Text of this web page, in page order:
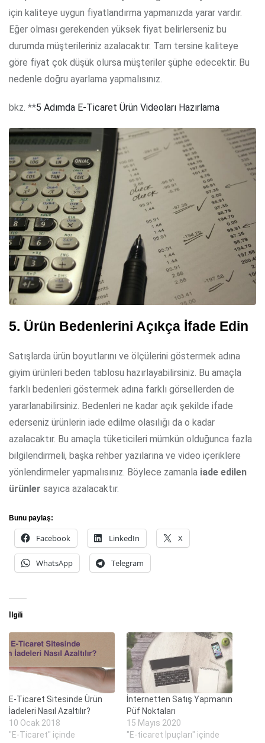
için kaliteye uygun fiyatlandırma yapmanızda yarar vardır.
Eğer olması gerekenden yüksek fiyat belirlerseniz bu
durumda müşterileriniz azalacaktır. Tam tersine kaliteye
göre fiyat çok düşük olursa müşteriler şüphe edecektir. Bu
nedenle doğru ayarlama yapmalısınız.
bkz. **5 Adımda E-Ticaret Ürün Videoları Hazırlama
5. Ürün Bedenlerini Açıkça İfade Edin
Satışlarda ürün boyutlarını ve ölçülerini göstermek adına
giyim ürünleri beden tablosu hazırlayabilirsiniz. Bu amaçla
farklı bedenleri göstermek adına farklı görsellerden de
yararlanabilirsiniz. Bedenleri ne kadar açık şekilde ifade
ederseniz ürünlerin iade edilme olasılığı da o kadar
azalacaktır. Bu amaçla tüketicileri mümkün olduğunca fazla
bilgilendirmeli, başka rehber yazılarına ve video içeriklere
yönlendirmeler yapmalısınız. Böylece zamanla iade edilen
ürünler sayıca azalacaktır.
Bunu paylaş:
Facebook LinkedIn X
WhatsApp Telegram
İlgili
E-Ticaret Sitesinde Ürün
İadeleri Nasıl Azaltılır?
10 Ocak 2018
"E-Ticaret" içinde
İnternetten Satış Yapmanın
Püf Noktaları
15 Mayıs 2020
"E-ticaret İpuçları" içinde